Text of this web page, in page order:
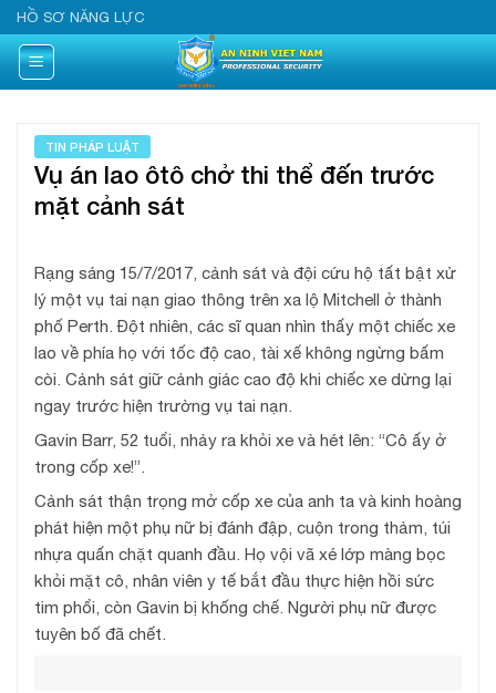
Skip
to
content
HỒ SƠ NĂNG LỰC
TIN PHÁP LUẬT
Vụ án lao ôtô chở thi thể đến trước
mặt cảnh sát
Rạng sáng 15/7/2017, cảnh sát và đội cứu hộ tất bật xử
lý một vụ tai nạn giao thông trên xa lộ Mitchell ở thành
phố Perth. Đột nhiên, các sĩ quan nhìn thấy một chiếc xe
lao về phía họ với tốc độ cao, tài xế không ngừng bấm
còi. Cảnh sát giữ cảnh giác cao độ khi chiếc xe dừng lại
ngay trước hiện trường vụ tai nạn.
Gavin Barr, 52 tuổi, nhảy ra khỏi xe và hét lên: “Cô ấy ở
trong cốp xe!”.
Cảnh sát thận trọng mở cốp xe của anh ta và kinh hoàng
phát hiện một phụ nữ bị đánh đập, cuộn trong thảm, túi
nhựa quấn chặt quanh đầu. Họ vội vã xé lớp màng bọc
khỏi mặt cô, nhân viên y tế bắt đầu thực hiện hồi sức
tim phổi, còn Gavin bị khống chế. Người phụ nữ được
tuyên bố đã chết.